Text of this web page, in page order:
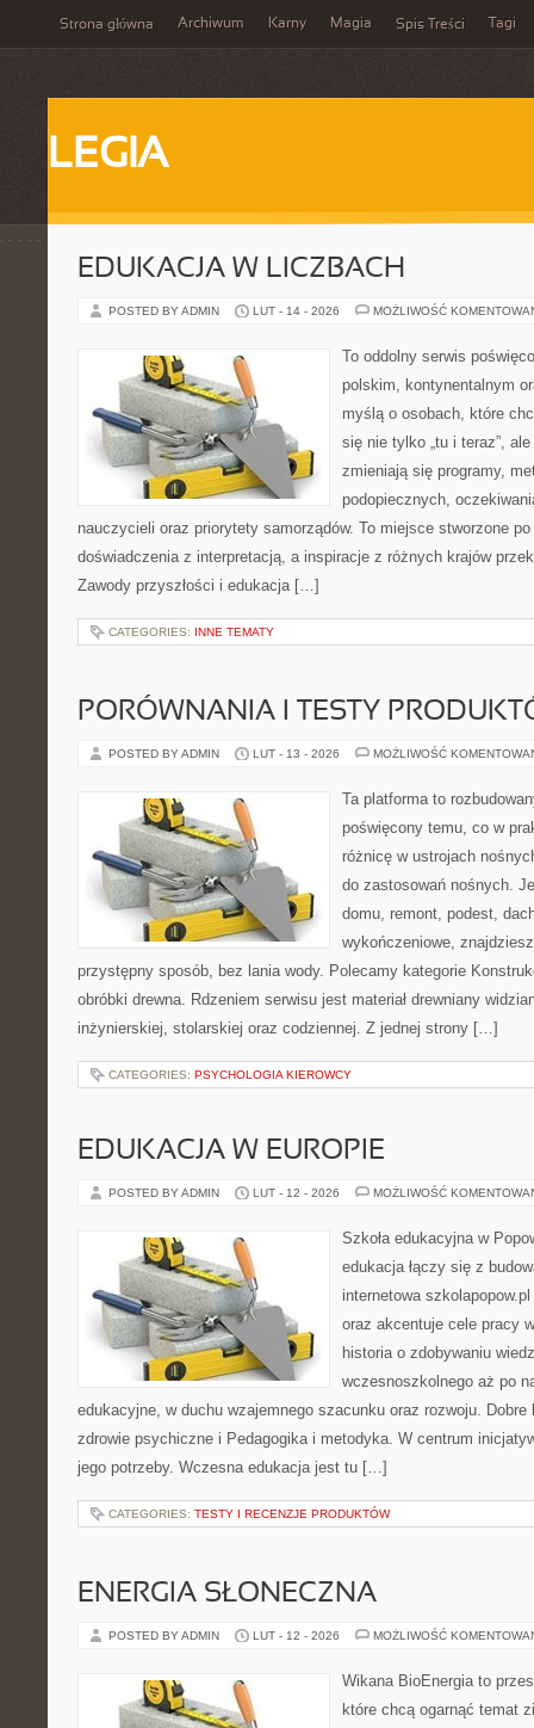
Strona główna Archiwum Karny Magia Spis Treści Tagi
LEGIA
EDUKACJA W LICZBACH
POSTED BY ADMIN LUT - 14 - 2026 MOŻLIWOŚĆ
To oddolny serwis
polskim, kontynentalnym
myślą o osobach, które
się nie tylko „tu i teraz”,
zmieniają się programy,
podopiecznych,
nauczycieli oraz priorytety samorządów. To miejsce stworzone
doświadczenia z interpretacją, a inspiracje z różnych krajów
Zawody przyszłości i edukacja […]
CATEGORIES: INNE TEMATY
PORÓWNANIA I TESTY
POSTED BY ADMIN LUT - 13 - 2026 MOŻLIWOŚĆ
Ta platforma to
poświęcony temu, co w
różnicę w ustrojach
do zastosowań nośnych.
domu, remont, podest,
wykończeniowe,
przystępny sposób, bez lania wody. Polecamy kategorie
obróbki drewna. Rdzeniem serwisu jest materiał drewniany
inżynierskiej, stolarskiej oraz codziennej. Z jednej strony […]
CATEGORIES: PSYCHOLOGIA KIEROWCY
EDUKACJA W EUROPIE
POSTED BY ADMIN LUT - 12 - 2026 MOŻLIWOŚĆ
Szkoła edukacyjna w
edukacja łączy się z
internetowa
oraz akcentuje cele pracy
historia o zdobywaniu
wczesnoszkolnego aż po
edukacyjne, w duchu wzajemnego szacunku oraz rozwoju.
zdrowie psychiczne i Pedagogika i metodyka. W centrum
jego potrzeby. Wczesna edukacja jest tu […]
CATEGORIES: TESTY I RECENZJE PRODUKTÓW
ENERGIA SŁONECZNA
POSTED BY ADMIN LUT - 12 - 2026 MOŻLIWOŚĆ
Wikana BioEnergia to
które chcą ogarnąć temat